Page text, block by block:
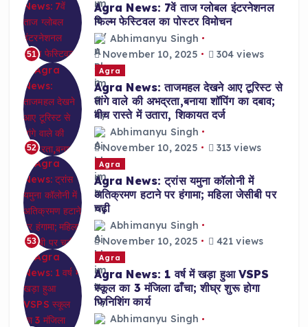
51
Agra News: 7वें ताज ग्लोबल इंटरनेशनल
फिल्म फेस्टिवल का पोस्टर विमोचन
Abhimanyu Singh
November 10, 2025
304 views
52
Agra
Agra News: ताजमहल देखने आए टूरिस्ट से
तांगे वाले की अभद्रता,बनाया शॉपिंग का दबाव;
बीच रास्ते में उतारा, शिकायत दर्ज
Abhimanyu Singh
November 10, 2025
313 views
53
Agra
Agra News: ट्रांस यमुना कॉलोनी में
अतिक्रमण हटाने पर हंगामा; महिला जेसीबी पर
चढ़ी
Abhimanyu Singh
November 10, 2025
421 views
Agra
Agra News: 1 वर्ष में खड़ा हुआ VSPS
स्कूल का 3 मंजिला ढाँचा; शीघ्र शुरू होगा
फिनिशिंग कार्य
Abhimanyu Singh